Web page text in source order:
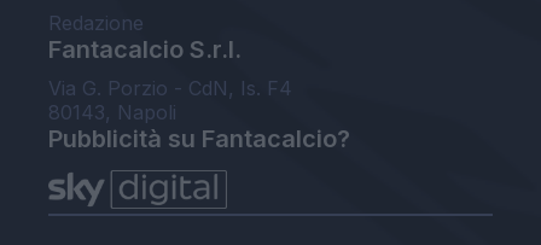
Redazione
Fantacalcio S.r.l.
Via G. Porzio - CdN, Is. F4
80143, Napoli
Pubblicità su Fantacalcio?